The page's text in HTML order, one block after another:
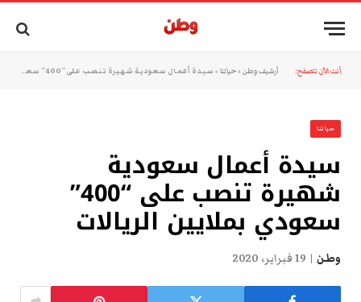
أنت الآن تتصفح: أرشيف وطن »حياتنا » سيدة أعمال سعودية شهيرة تنصب على “400” سعودي بملايين الريالات
حياتنا
سيدة أعمال سعودية
شهيرة تنصب على “400”
سعودي بملايين الريالات
وطن 19 فبراير، 2020